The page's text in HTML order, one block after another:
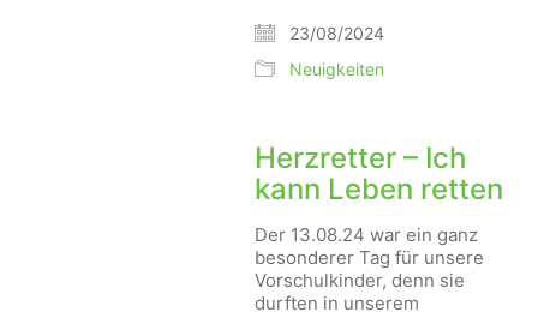
23/08/2024
Neuigkeiten
Herzretter – Ich
kann Leben retten
Der 13.08.24 war ein ganz
besonderer Tag für unsere
Vorschulkinder, denn sie
durften in unserem